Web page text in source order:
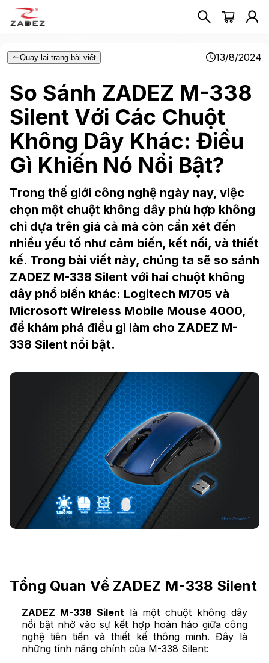
Quay lại trang bài viết 13/8/2024
So Sánh ZADEZ M-338
Silent Với Các Chuột
Không Dây Khác: Điều
Gì Khiến Nó Nổi Bật?
Trong thế giới công nghệ ngày nay, việc
chọn một chuột không dây phù hợp không
chỉ dựa trên giá cả mà còn cần xét đến
nhiều yếu tố như cảm biến, kết nối, và thiết
kế. Trong bài viết này, chúng ta sẽ so sánh
ZADEZ M-338 Silent với hai chuột không
dây phổ biến khác: Logitech M705 và
Microsoft Wireless Mobile Mouse 4000,
để khám phá điều gì làm cho ZADEZ M-
338 Silent nổi bật.
Tổng Quan Về ZADEZ M-338 Silent
ZADEZ M-338 Silent là một chuột không dây
nổi bật nhờ vào sự kết hợp hoàn hảo giữa công
nghệ tiên tiến và thiết kế thông minh. Đây là
những tính năng chính của M-338 Silent: